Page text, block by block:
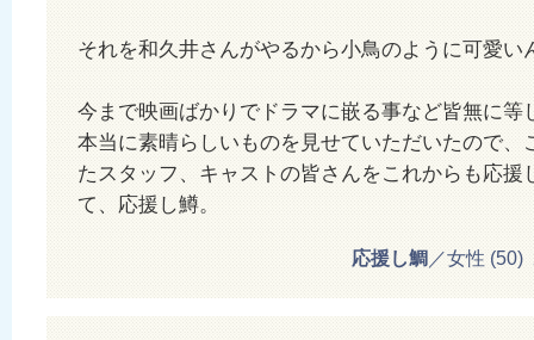
それを和久井さんがやるから小鳥のように可愛い
今まで映画ばかりでドラマに嵌る事など皆無に等
本当に素晴らしいものを見せていただいたので、
たスタッフ、キャストの皆さんをこれからも応援
て、応援し鱒。
応援し鯛 ／女性 (50)